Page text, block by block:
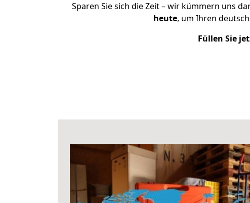
Sparen Sie sich die Zeit – wir kümmern uns
heute, um Ihren
Füllen Sie